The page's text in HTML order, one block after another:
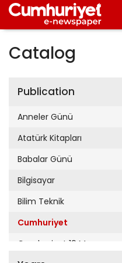
Catalog
Publication
Anneler Günü
Atatürk Kitapları
Babalar Günü
Bilgisayar
Bilim Teknik
Cumhuriyet
Cumhuriyet 19 Mayıs